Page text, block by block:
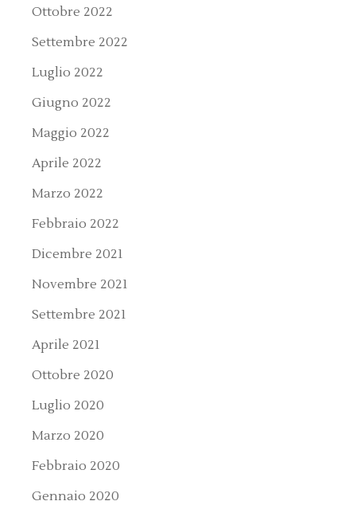
Ottobre 2022
Settembre 2022
Luglio 2022
Giugno 2022
Maggio 2022
Aprile 2022
Marzo 2022
Febbraio 2022
Dicembre 2021
Novembre 2021
Settembre 2021
Aprile 2021
Ottobre 2020
Luglio 2020
Marzo 2020
Febbraio 2020
Gennaio 2020